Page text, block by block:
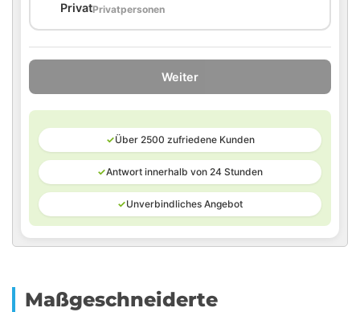
PrivatPrivatpersonen
Weiter
✓Über 2500 zufriedene Kunden
✓Antwort innerhalb von 24 Stunden
✓Unverbindliches Angebot
Maßgeschneiderte